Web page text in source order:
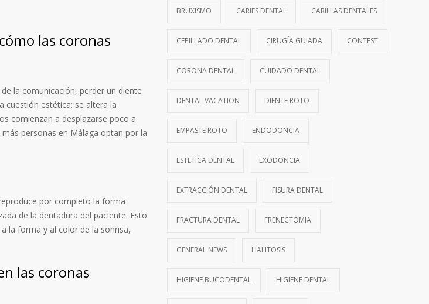
las coronas
la comunicación, perder un diente
cuestión estética: se altera la
comienzan a desplazarse poco a
personas en Málaga optan por la
por completo la forma
de la dentadura del paciente. Esto
la forma y al color de la sonrisa,
las coronas
BRUXISMO CARIES DENTAL CARILLAS DENTALES
CEPILLADO DENTAL CIRUGÍA GUIADA CONTEST
CORONA DENTAL CUIDADO DENTAL
DENTAL VACATION DIENTE ROTO
EMPASTE ROTO ENDODONCIA
ESTETICA DENTAL EXODONCIA
EXTRACCIÓN DENTAL FISURA DENTAL
FRACTURA DENTAL FRENECTOMIA
GENERAL NEWS HALITOSIS
HIGIENE BUCODENTAL HIGIENE DENTAL